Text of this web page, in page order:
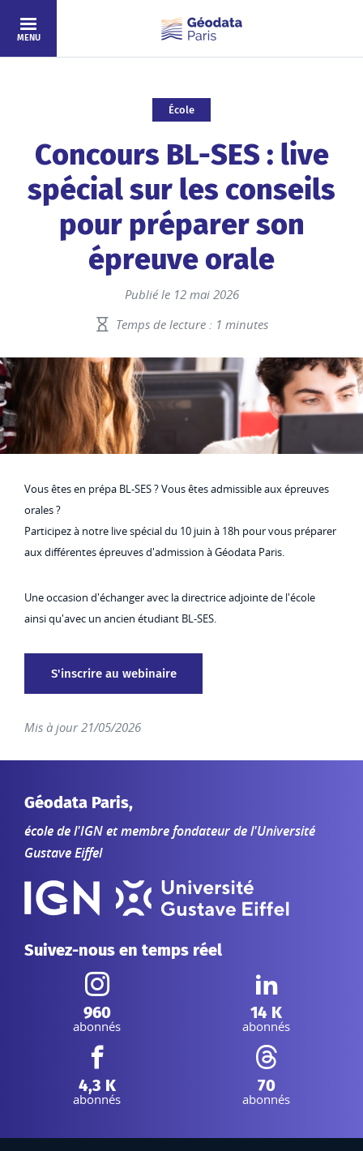
Aller au contenu principal
MENU
École
Concours BL-SES : live
spécial sur les conseils
pour préparer son
épreuve orale
Publié le 12 mai 2026
Temps de lecture : 1 minutes
Vous êtes en prépa BL-SES ? Vous êtes admissible aux épreuves
orales ?
Participez à notre live spécial du 10 juin à 18h pour vous préparer
aux différentes épreuves d'admission à Géodata Paris.
Une occasion d'échanger avec la directrice adjointe de l'école
ainsi qu'avec un ancien étudiant BL-SES.
S'inscrire au webinaire
Mis à jour 21/05/2026
Géodata Paris,
école de l'IGN et membre fondateur de l'Université
Gustave Eiffel
Suivez-nous en temps réel
Instagram :
960
abonnés
Linkedin :
14 K
abonnés
Facebook :
4,3 K
abonnés
Threads :
70
abonnés